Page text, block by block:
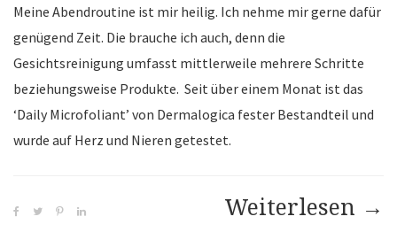
Meine Abendroutine ist mir heilig. Ich nehme mir gerne dafür
genügend Zeit. Die brauche ich auch, denn die
Gesichtsreinigung umfasst mittlerweile mehrere Schritte
beziehungsweise Produkte. Seit über einem Monat ist das
‘Daily Microfoliant’ von Dermalogica fester Bestandteil und
wurde auf Herz und Nieren getestet.
Weiterlesen →